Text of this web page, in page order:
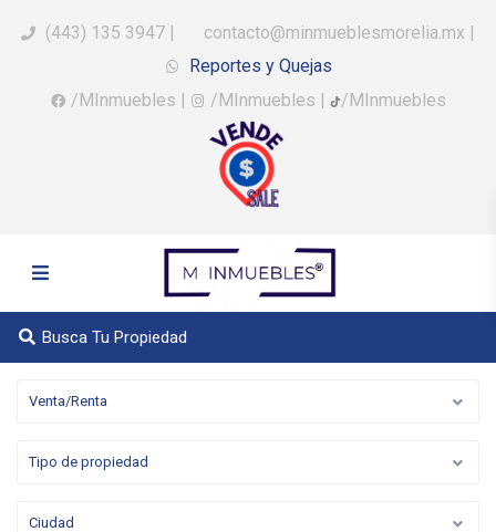
(443) 135 3947 | contacto@minmueblesmorelia.mx |
Reportes y Quejas
/MInmuebles | /MInmuebles | /MInmuebles
Busca Tu Propiedad
Venta/Renta
Tipo de propiedad
Ciudad